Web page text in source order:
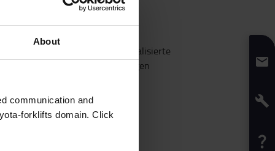
About
communication and
forklifts domain. Click
lokale Agenten und zentralisierte
Waren und Dienstleistungen